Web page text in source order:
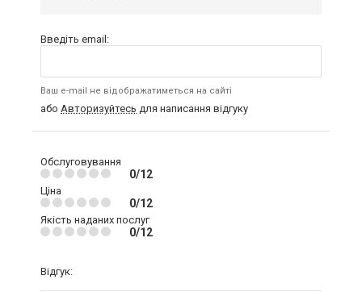
Введіть email:
Ваш e-mail не відображатиметься на сайті
або Авторизуйтесь для написання відгуку
Обслуговування
0/12
Ціна
0/12
Якість наданих послуг
0/12
Відгук: